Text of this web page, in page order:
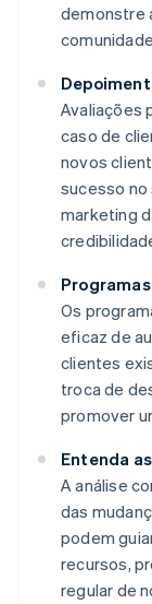
demonstre
Avaliações
caso de
novos
sucesso
marketing
Os
eficaz de
clientes
troca de
promover
Entenda
A análise
das
podem
recursos,
regular de